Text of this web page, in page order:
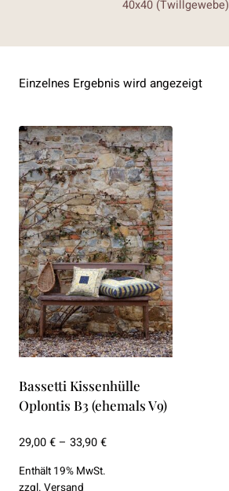
40x40 (Twillgewebe)
Einzelnes Ergebnis wird angezeigt
Bassetti Kissenhülle
Oplontis B3 (ehemals V9)
29,00€– 33,90€Preisspanne:
Enthält 19% MwSt.
zzgl. Versand